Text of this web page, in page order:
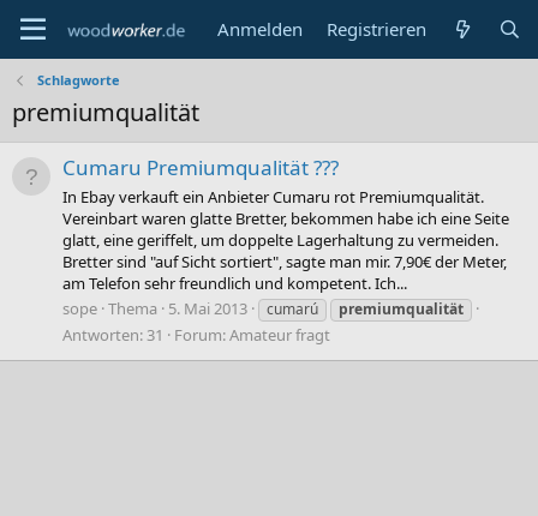
Anmelden Registrieren
Schlagworte
premiumqualität
Cumaru Premiumqualität ???
In Ebay verkauft ein Anbieter Cumaru rot Premiumqualität.
Vereinbart waren glatte Bretter, bekommen habe ich eine Seite
glatt, eine geriffelt, um doppelte Lagerhaltung zu vermeiden.
Bretter sind "auf Sicht sortiert", sagte man mir. 7,90€ der Meter,
am Telefon sehr freundlich und kompetent. Ich...
sope Thema 5. Mai 2013 cumarú premiumqualität
Antworten: 31 Forum:Amateur fragt